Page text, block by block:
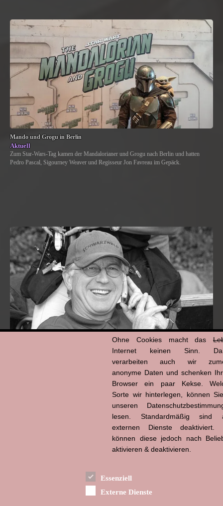
Mando und Grogu in Berlin
Aktuell
Zum Star-Wars-Tag kamen der Mandalorianer und Grogu nach Berlin und hatten
Pedro Pascal, Sigourney Weaver und Regisseur Jon Favreau im Gepäck.
Ohne Cookies macht das
Internet keinen Sinn.
verarbeiten auch wir
anonyme Daten und schenken
Browser ein paar Kekse.
Sorte wir hinterlegen, können
unseren
lesen. Standardmäßig sind
externen Dienste deaktiviert.
können diese jedoch nach
aktivieren & deaktivieren.
Essenziell
Externe Dienste